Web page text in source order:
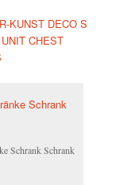
KUNST DECO S
CHEST
Schrank Schrank